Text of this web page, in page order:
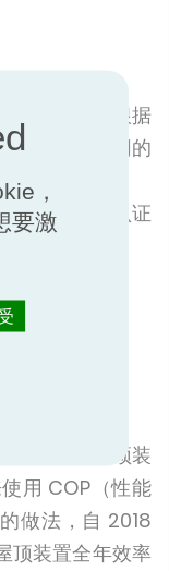
的，只要是根据
就会使用相同的
的认证机构认证
规格运行。
规定后，屋顶装
用 COP（性能
做法，自 2018
顶装置全年效率
，
要激